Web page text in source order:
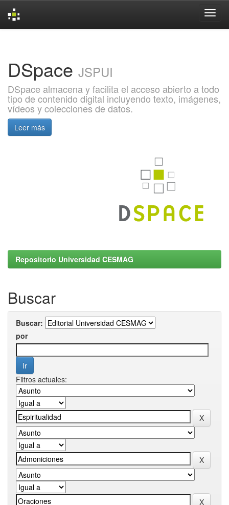
DSpace JSPUI
DSpace almacena y facilita el acceso abierto a todo
tipo de contenido digital incluyendo texto, imágenes,
vídeos y colecciones de datos.
Leer más
Repositorio Universidad CESMAG
Buscar
Buscar:
por
Filtros actuales: